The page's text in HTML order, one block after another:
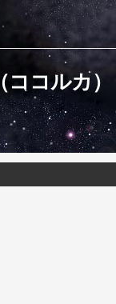
コルカ）